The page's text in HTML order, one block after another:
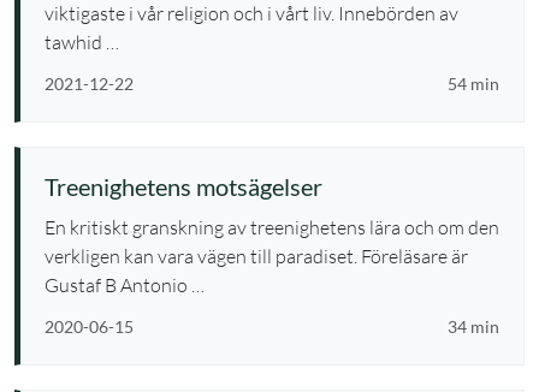
viktigaste i vår religion och i vårt liv. Innebörden av
tawhid …
2021-12-22 54 min
Treenighetens motsägelser
En kritiskt granskning av treenighetens lära och om den
verkligen kan vara vägen till paradiset. Föreläsare är
Gustaf B Antonio …
2020-06-15 34 min